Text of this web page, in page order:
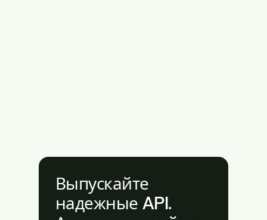
Выпускайте
надежные API.